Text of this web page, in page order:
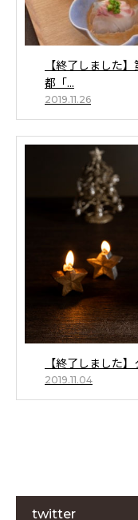
【終了しました
都「...
2019.11.26
【終了しました
2019.11.04
twitter